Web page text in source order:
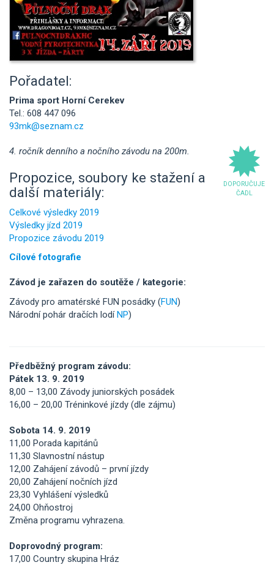
Pořadatel:
Prima sport Horní Cerekev
Tel.: 608 447 096
93mk@seznam.cz
DOPORUČUJE
ČADL
4. ročník denního a nočního závodu na 200m.
Propozice, soubory ke stažení a
další materiály:
Celkové výsledky 2019
Výsledky jízd 2019
Propozice závodu 2019
Cílové fotografie
Závod je zařazen do soutěže / kategorie:
Závody pro amatérské FUN posádky (FUN)
Národní pohár dračích lodíNP)
Předběžný program závodu:
Pátek 13. 9. 2019
8,00 – 13,00 Závody juniorských posádek
16,00 – 20,00 Tréninkové jízdy (dle zájmu)
Sobota 14. 9. 2019
11,00 Porada kapitánů
11,30 Slavnostní nástup
12,00 Zahájení závodů – první jízdy
20,00 Zahájení nočních jízd
23,30 Vyhlášení výsledků
24,00 Ohňostroj
Změna programu vyhrazena.
Doprovodný program:
17,00 Country skupina Hráz